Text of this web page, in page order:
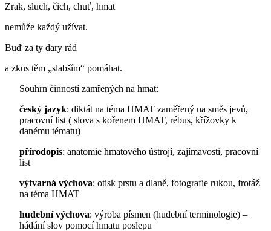
Zrak, sluch, čich, chuť, hmat
nemůže každý užívat.
Buď za ty dary rád
a zkus těm „slabším“ pomáhat.
Souhrn činností zamřených na hmat:
český jazyk: diktát na téma HMAT zaměřený na směs jevů,
pracovní list ( slova s kořenem HMAT, rébus, křížovky k
danému tématu)
přírodopis: anatomie hmatového ústrojí, zajímavosti, pracovní
list
výtvarná výchova: otisk prstu a dlaně, fotografie rukou, frotáž
na téma HMAT
hudební výchova: výroba písmen (hudební terminologie) –
hádání slov pomocí hmatu poslepu